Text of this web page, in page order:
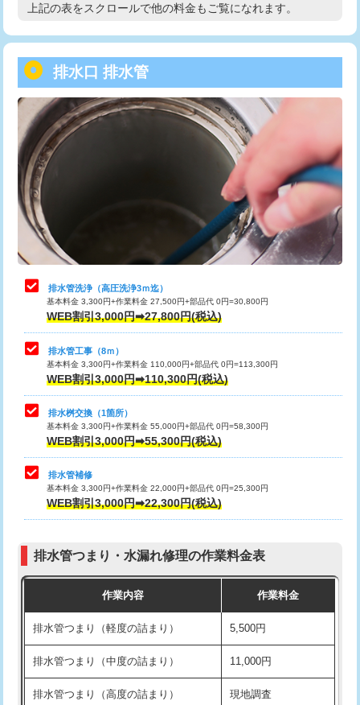
用/3ｍまで)
給水管工事※（塩ビ管（VP・HI）使
用（追加）/3ｍ超え)
給水管工事※（ライニング鋼管・銅
管・ポリ管・HT管使用/3ｍまで)
44,000円
給水管工事※（ライニング鋼管・銅
管・ポリ管・HT管使用/3ｍ超え)
+8,800円
排水管工事（土の掘削・埋め戻し作
業）
11,000円~
排水管工事（追加 排水管工事/3ｍ超
え）
+11,000円
マス交換（土の掘削・埋め戻し作業）
マス交換（深さ50㎝未満）
マス交換（深さ50㎝以上）
コンクリート斫り（厚さ10㎝超え） 38,500円
モルタル補修（厚さ10㎝まで） 27,500円
モルタル補修（厚さ10㎝超え） 38,500円
※給水管工事は20mmまでの価格です。
高度高圧洗浄換 現地調査
トーラー機使用/3mまで
追加トーラー機使用/3m超え +3,300円
カメラ調査 33,000円
桝清掃 8,800円
止水・漏水調査・防水処理・清掃・修
理・調整・分解・加工など（軽作業）
11,000円
止水・漏水調査・防水処理・清掃・修
理・調整・分解・加工など（中作業）
22,000円
止水・漏水調査・防水処理・清掃・修
理・調整・分解・加工など（重作業）
その他部品の脱着 8,800円～
交換・取付（タンク） 22,000円+材料費
交換・取付(単水栓（壁付・デッキ
式）)
13,200円+材料費
交換・取付(混合水栓（壁付・デッキ
式・ワンホール）)
交換・取付(排水栓・排水トラップ
22,000円+材料費
交換・取付（その他部品） 11,000円+材料費
上記の表をスクロールで他の料金もご覧になれます。
排水口 排水管
排水管洗浄（高圧洗浄3ｍ迄）
基本料金 3,300円+作業料金 27,500円+部品代 0円=30,800円
WEB割引3,000円➡27,800円(税込)
排水管工事（8ｍ）
基本料金 3,300円+作業料金 110,000円+部品代 0円=113,300円
WEB割引3,000円➡110,300円(税込)
排水桝交換（1箇所）
基本料金 3,300円+作業料金 55,000円+部品代 0円=58,300円
WEB割引3,000円➡55,300円(税込)
排水管補修
基本料金 3,300円+作業料金 22,000円+部品代 0円=25,300円
WEB割引3,000円➡22,300円(税込)
排水管つまり・水漏れ修理の作業料金表
作業内容 作業料金
排水管つまり（軽度の詰まり） 5,500円
排水管つまり（中度の詰まり） 11,000円
排水管つまり（高度の詰まり） 現地調査